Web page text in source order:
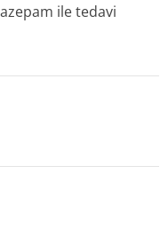
ile tedavi